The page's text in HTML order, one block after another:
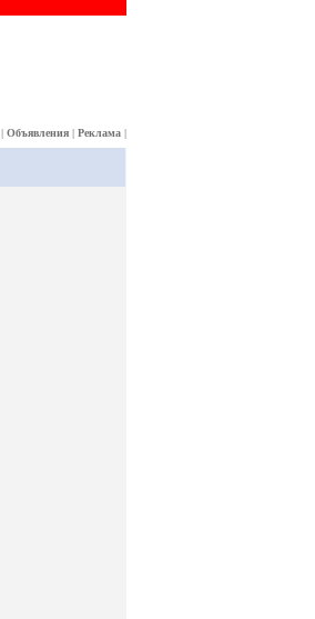
| Объявления | Реклама |